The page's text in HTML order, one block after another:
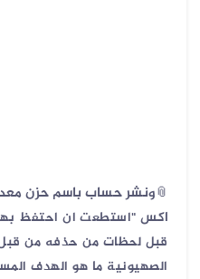
📎ونشر حساب باسم حزن
اكس "استطعت ان احتفظ
قبل لحظات من حذفه من قبل
الصهيونية ما هو الهدف